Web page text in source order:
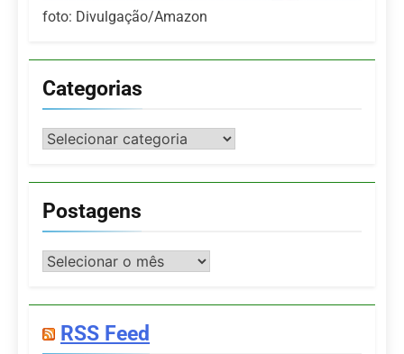
foto: Divulgação/Amazon
Categorias
Categorias
Postagens
Postagens
RSS Feed